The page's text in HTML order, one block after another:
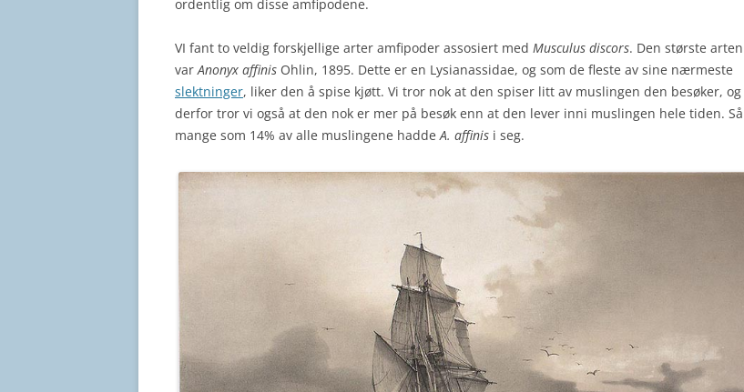
ordentlig om disse amfipodene.
VI fant to veldig forskjellige arter amfipoder assosiert med Musculus discors. Den største arten
varAnonyx affinis Ohlin, 1895. Dette er en Lysianassidae, og som de fleste av sine nærmeste
slektninger, liker den å spise kjøtt. Vi tror nok at den spiser litt av muslingen den besøker, og
derfor tror vi også at den nok er mer på besøk enn at den lever inni muslingen hele tiden. Så
mange som 14% av alle muslingene haddeA. affinis i seg.